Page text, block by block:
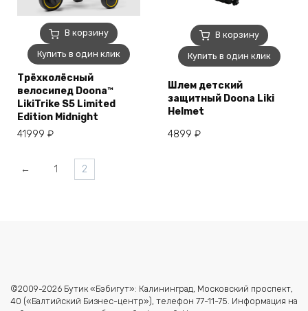
В корзину
Купить в один клик
Трёхколёсный
велосипед Doona™
LikiTrike S5 Limited
Edition Midnight
41999 ₽
В корзину
Купить в один клик
Шлем детский
защитный Doona Liki
Helmet
4899 ₽
← 1 2
©2009-2026 Бутик «Бэбигут»: Калининград, Московский проспект,
40 («Балтийский Бизнес-центр»), телефон 77-11-75. Информация на